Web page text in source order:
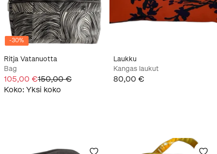
-30%
Ritja Vatanuotta
Bag
105,00 €150,00 €
Koko: Yksi koko
Laukku
Kangas laukut
80,00 €